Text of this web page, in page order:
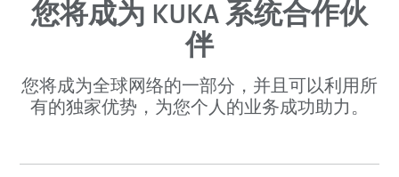
您将成为 KUKA 系统合作伙
伴
您将成为全球网络的一部分，并且可以利用所
有的独家优势，为您个人的业务成功助力。